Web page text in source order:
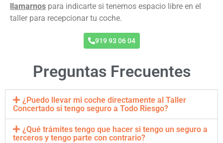
llamarnos para indicarte si tenemos espacio libre en el
taller para recepcionar tu coche.
919 93 06 04
Preguntas Frecuentes
¿Puedo llevar mi coche directamente al Taller
Concertado si tengo seguro a Todo Riesgo?
¿Qué trámites tengo que hacer si tengo un seguro a
terceros y tengo parte con contrario?